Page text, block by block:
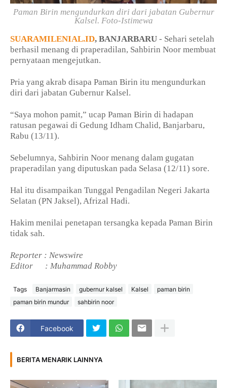
Paman Birin mengundurkan diri dari jabatan Gubernur
Kalsel. Foto-Istimewa
SUARAMILENIAL.ID, BANJARBARU - Sehari setelah
berhasil menang di praperadilan, Sahbirin Noor membuat
pernyataan mengejutkan.
Pria yang akrab disapa Paman Birin itu mengundurkan
diri dari jabatan Gubernur Kalsel.
“Saya mohon pamit,” ucap Paman Birin di hadapan
ratusan pegawai di Gedung Idham Chalid, Banjarbaru,
Rabu (13/11).
Sebelumnya, Sahbirin Noor menang dalam gugatan
praperadilan yang diputuskan pada Selasa (12/11) sore.
Hal itu disampaikan Tunggal Pengadilan Negeri Jakarta
Selatan (PN Jaksel), Afrizal Hadi.
Hakim menilai penetapan tersangka kepada Paman Birin
tidak sah.
Reporter : Newswire
Editor
: Muhammad Robby
Tags Banjarmasin gubernur kalsel Kalsel
paman birin
paman birin mundur
sahbirin noor
Facebook
BERITA MENARIK LAINNYA